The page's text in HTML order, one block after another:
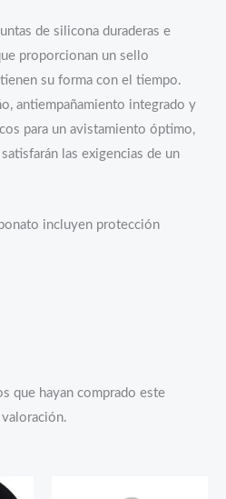
de silicona duraderas e
proporcionan un sello
su forma con el tiempo.
antiempañamiento integrado y
para un avistamiento óptimo,
las exigencias de un
incluyen protección
que hayan comprado este